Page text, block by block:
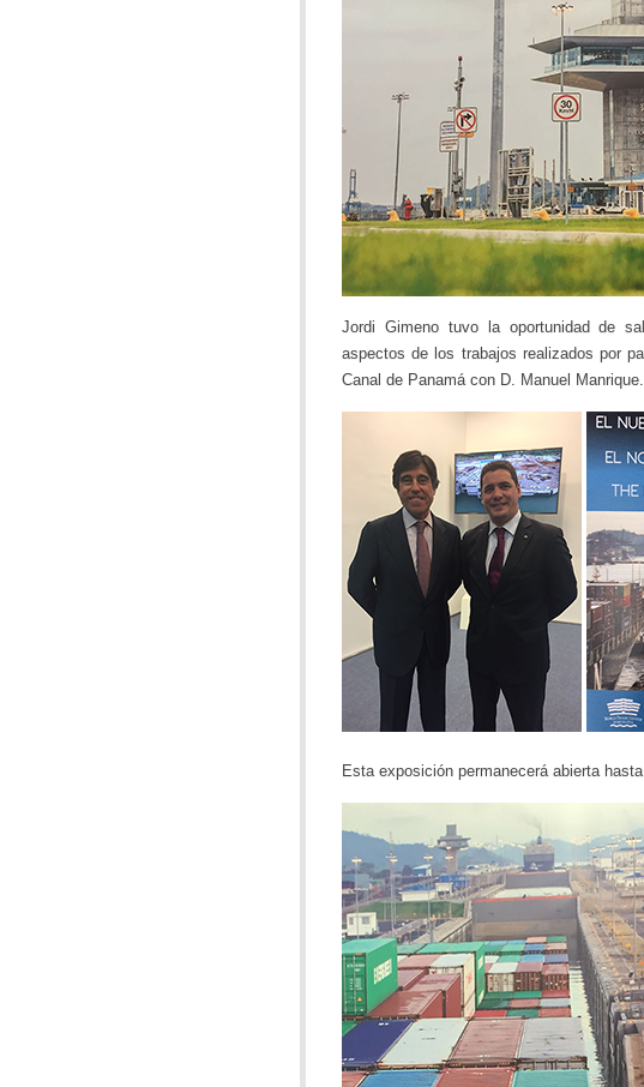
Jordi Gimeno tuvo la oportunidad de
aspectos de los trabajos realizados por
Canal de Panamá con D. Manuel Manrique.
Esta exposición permanecerá abierta